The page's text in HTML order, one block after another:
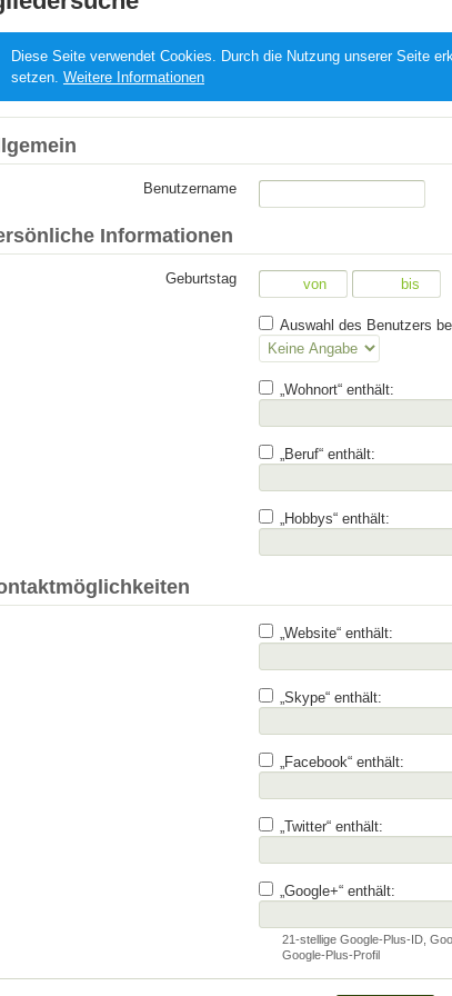
Diese Seite verwendet Cookies. Durch die Nutzung unserer Seite
setzen. Weitere Informationen
Benutzername
Informationen
Geburtstag
Auswahl des Benutzers
„Wohnort“ enthält:
„Beruf“ enthält:
„Hobbys“ enthält:
„Website“ enthält:
„Skype“ enthält:
„Facebook“ enthält:
„Twitter“ enthält:
„Google+“ enthält:
21-stellige Google-Plus-ID,
Google-Plus-Profil